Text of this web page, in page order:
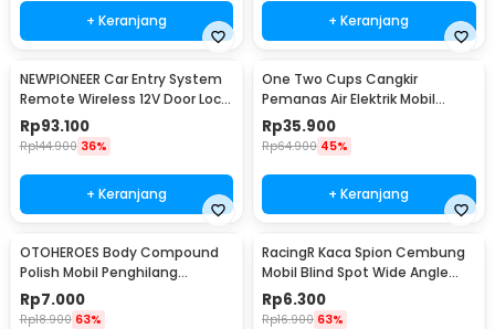
+ Keranjang + Keranjang
NEWPIONEER Car Entry System
Remote Wireless 12V Door Lock
Mobil - CK18
Rp93.100
Rp144.900 36%
+ Keranjang
One Two Cups Cangkir
Pemanas Air Elektrik Mobil
Travel Mug 450ml - NJ88
Rp35.900
Rp64.900 45%
+ Keranjang
OTOHEROES Body Compound
Polish Mobil Penghilang
Goresan 15g with Spons - YYC-
508
Rp7.000
Rp18.900 63%
RacingR Kaca Spion Cembung
Mobil Blind Spot Wide Angle
50mm 2 Pcs - J0027
Rp6.300
Rp16.900 63%